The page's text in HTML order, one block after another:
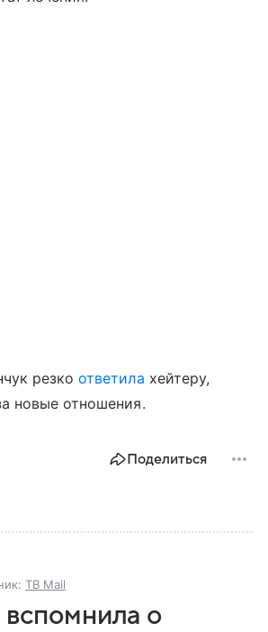
резкоответила хейтеру,
новые отношения.
Поделиться
ТВ Mail
о